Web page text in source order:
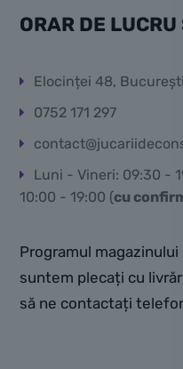
ORAR DE
Elocinței 48,
0752 171 297
Luni - Vineri: 09:30 -
10:00 - 19:00 (cu
Programul
suntem plecați cu
să ne contactați